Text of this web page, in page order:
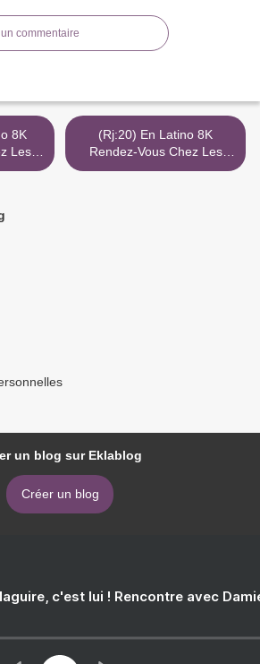
commentaire
Les
(Rj:20) En Latino 8K
Rendez-Vous Chez Les
Malawas 3Gp Descargar
un blog sur Eklablog
Créer un blog
c'est lui ! Rencontre avec